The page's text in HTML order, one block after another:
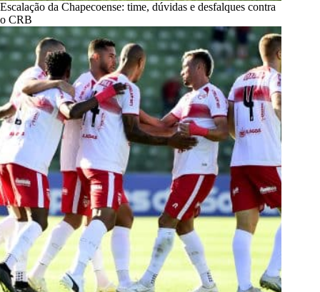
Escalação da Chapecoense: time, dúvidas e desfalques contra
o CRB